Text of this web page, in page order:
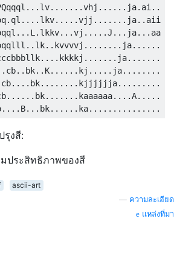
รุงสี:
ascii-art
ความละเอียด
แหล่งที่มา